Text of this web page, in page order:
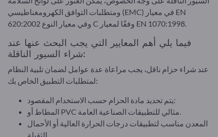
ومتطلبات التوافق الكهرومغناطيسي (EMC) في معيار EN
620:2002 وفي معيار النوع C وفقًا لمعيار EN 1070:1998.
فيما يلي أهم المعايير التي يجب البحث عنها عند
شراء السيور الناقلة:
عند شراء حزام ناقل، يجب مراعاة عدة عوامل لضمان تلبية النظام
لمتطلبات التطبيق الخاص بك:
يتم تحديد مادة الحزام حسب الاستخدام المقصود:
المطاط أو PVC مثالي للتطبيقات الصناعية العامة.
المعدن مناسب لتطبيقات درجات الحرارة العالية أو الأحمال
الثقيلة.